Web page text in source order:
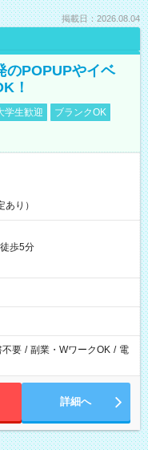
掲載日：2026.08.04
のPOPUPやイベ
！
学生歓迎
ブランクOK
り）
歩5分
不要 / 副業・WワークOK / 電
詳細へ